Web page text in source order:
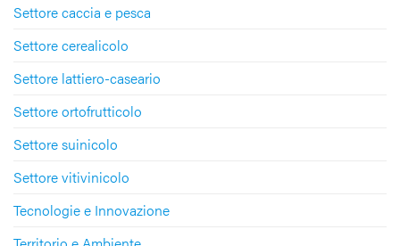
Settore caccia e pesca
Settore cerealicolo
Settore lattiero-caseario
Settore ortofrutticolo
Settore suinicolo
Settore vitivinicolo
Tecnologie e Innovazione